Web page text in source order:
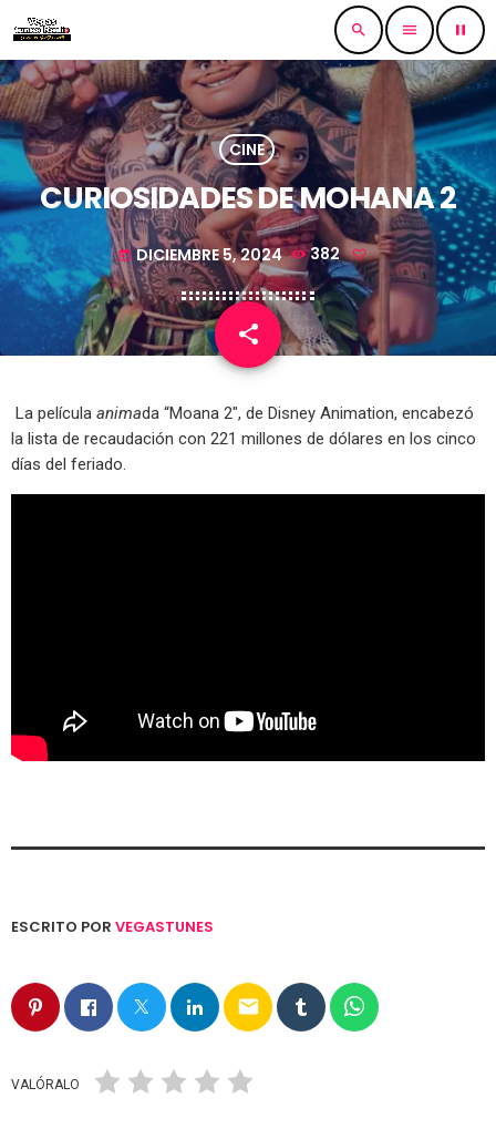
search menu pause
CINE
CURIOSIDADES DE MOHANA 2
today DICIEMBRE 5, 2024 382
share
email
La película animada “Moana 2″, de Disney Animation, encabezó
la lista de recaudación con 221 millones de dólares en los cinco
días del feriado.
ESCRITO POR VEGASTUNES
email
VALÓRALO